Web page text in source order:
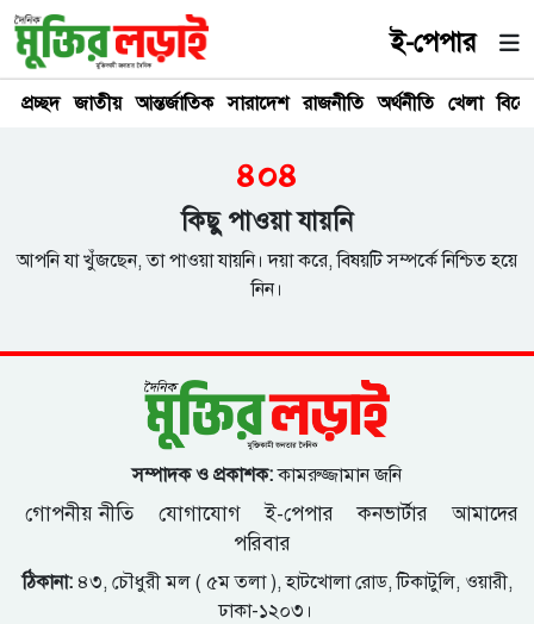
ই-পেপার
প্রচ্ছদ জাতীয় আন্তর্জাতিক সারাদেশ রাজনীতি অর্থনীতি খেলা
৪০৪
কিছু পাওয়া যায়নি
আপনি যা খুঁজছেন, তা পাওয়া যায়নি। দয়া করে, বিষয়টি সম্পর্কে নিশ্চিত হয়ে
নিন।
সম্পাদক ও প্রকাশক:কামরুজ্জামান জনি
গোপনীয় নীতি যোগাযোগ ই-পেপার কনভার্টার
আমাদের
পরিবার
ঠিকানা:৪৩, চৌধুরী মল ( ৫ম তলা ), হাটখোলা রোড, টিকাটুলি, ওয়ারী,
ঢাকা-১২০৩।